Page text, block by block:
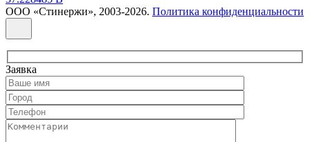
ООО «Стинержи», 2003-2026. Политика конфиденциальности
Заявка